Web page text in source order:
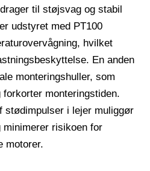
til støjsvag og stabil
udstyret med PT100
hvilket
En anden
monteringshuller, som
monteringstiden.
stødimpulser i lejer muliggør
risikoen for
motorer.